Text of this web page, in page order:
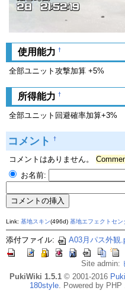
使用能力 †
全部ユニット攻撃加算 +5%
所得能力 †
全部ユニット回避確率加算+3%
コメント †
コメントはありません。
お名前:
Link: 基地スキン(496d) 基地エフェクトセン
添付ファイル: A03月パス外観
Site admin:
PukiWiki 1.5.1© 2001-2016
180style . Powered by